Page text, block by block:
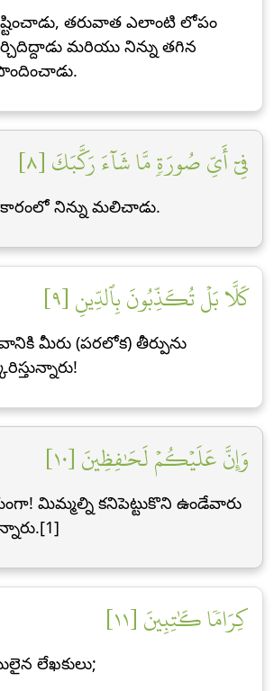
తరువాత ఎలాంటి లోపం
మరియు నిన్ను తగిన
فِيٓ أَيِّ صُورَةٖ مَّا شَآءَ رَكَّبَكَ [٨]
నిన్ను మలిచాడు.
كَلَّا بَلۡ تُكَذِّبُونَ بِٱلدِّينِ [٩]
మీరు (పరలోక) తీర్పును
وَإِنَّ عَلَيۡكُمۡ لَحَٰفِظِينَ [١٠]
మిమ్మల్ని కనిపెట్టుకొని ఉండేవారు
كِرَامٗا كَٰتِبِينَ [١١]
లేఖకులు;